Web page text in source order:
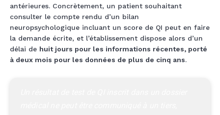
antérieures. Concrètement, un patient souhaitant
consulter le compte rendu d’un bilan
neuropsychologique incluant un score de QI peut en faire
la demande écrite, et l’établissement dispose alors d’un
délai de huit jours pour les informations récentes, porté
à deux mois pour les données de plus de cinq ans.